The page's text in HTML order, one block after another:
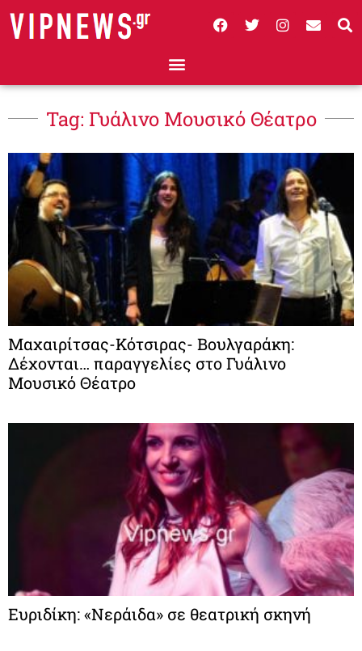
Tag: Γυάλινο Μουσικό Θέατρο
Μαχαιρίτσας-Κότσιρας- Βουλγαράκη:
Δέχονται… παραγγελίες στο Γυάλινο
Μουσικό Θέατρο
Ευριδίκη: «Νεράιδα» σε θεατρική σκηνή